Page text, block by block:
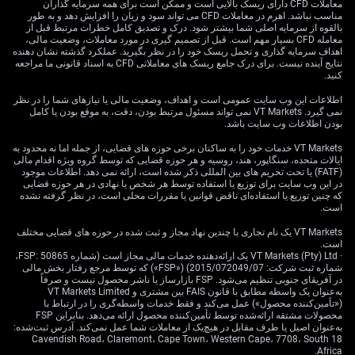
بسته‌شدن» که در پی یک درگیری تمام‌عیار و احتمال انسداد
ایجاد می‌شود. قیمت فعلی به‌طور کامل ریسک اختلال بزرگ
در نزدیک به ۲۱ میلیون بشکه نفتی را که روزانه از تنگه هرمز
عبور می‌کند در نظر نمی‌گیرد.
چشم‌انداز نوسان و راهبرد
پوشش ریسک
برآورد ما این است که نوسان نسبت به ریسک ژئوپلیتیک کمتر
از واقع قیمت‌گذاری شده است. شاخص نوسان نفت خام
با اوج‌های بالای ۶۰ در جریان حملات سال ۲۰۱۹ به تأسیسات
عربستان دارد؛ حملاتی که جهش تاریخی قیمت را رقم زد. با
توجه به اینکه اکنون حدود ۲۰٪ از عرضه روزانه نفت جهان
به‌طور مستقیم در معرض تهدید قرار دارد، قیمت‌گذاری فعلی
اختیارمعامله‌ها بیش از حد آسوده‌خیال به نظر می‌رسد.
راهبرد ما برای هفته‌های پیش رو، خرید اختیار خرید (Call)
ارزان و خارج از پول (Out-of-the-Money) روی نفت برنت
معاملات CFD دارای ریسک بالایی است و ممکن است برای همه سرمایه گذاران
مناسب نباشد. اهرم در معاملات CFD می تواند سود و زیان را افزایش دهد و به طور
بالقوه از سرمایه اصلی شما بیشتر شود. درک و تصدیق کامل خطرات مرتبط قبل از
معامله CFD بسیار مهم است. قبل از تصمیم گیری در مورد معاملات، وضعیت مالی،
اهداف سرمایه گذاری و تحمل ریسک خود را در نظر بگیرید. عملکرد گذشته نشان دهنده
نتایج آینده نیست. برای درک جامع ریسک های معاملاتی CFD به اسناد قانونی ما مراجعه
کنید.
اطلاعات این وب سایت عمومی است و اهداف، وضعیت مالی یا نیازهای شما را در نظر
نمی گیرد. VT Markets نمی تواند مسئول مرتبط بودن، دقت، به موقع بودن یا کامل
بودن اطلاعات وب سایت باشد.
VT Markets خدمات خود را به ساکنان برخی حوزه های قضایی، از جمله اما نه محدود به
ایالات متحده، سنگاپور، هند، روسیه و هر حوزه قضایی که توسط گروه ویژه اقدام مالی
(FATF) یا تحت تحریم های بین المللی ذکر شده است، ارائه نمی دهد. اطلاعات موجود
در این وب سایت برای توزیع یا استفاده توسط هر شخص یا نهادی در هر حوزه قضایی
که چنین توزیع یا استفاده‌ای ناقض قوانین یا مقررات محلی است، در نظر گرفته نشده
است.
VT Markets یک نام تجاری با چندین نهاد مجاز و ثبت شده در حوزه های قضایی مختلف
است.
· VT Markets (Pty) Ltd یک ارائه‌دهنده خدمات مالی مجاز است (شماره FSP: 50865،
شماره ثبت شرکت: 2015/072049/07) («FSP») که توسط مرجع رفتار بخش مالی
در آفریقای جنوبی تنظیم می‌شود. FSP بازارساز یا ناشر محصول نیست و صرفاً
به‌عنوان یک واسطه مطابق با قانون FAIS بین مشتری و VT Markets Limited
(«تأمین‌کننده محصول») عمل می‌کند و فقط خدمات واسطه‌گری را در ارتباط با
محصولات مشتقه ارائه‌شده توسط تأمین‌کننده محصول ارائه می‌دهد. بنابراین FSP
به‌عنوان اصیل یا طرف مقابل در هیچ‌یک از معاملات شما عمل نمی‌کند. آدرس ثبت‌شده:
18 Cavendish Road، Claremont، Cape Town، Western Cape، 7708، South
Africa.